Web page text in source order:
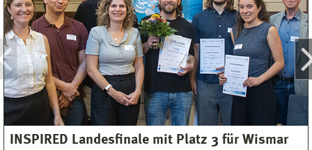
INSPIRED Landesfinale mit Platz 3 für Wismar